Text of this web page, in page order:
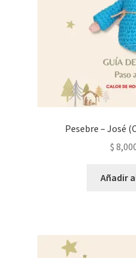
Pesebre – José
$
Añadir